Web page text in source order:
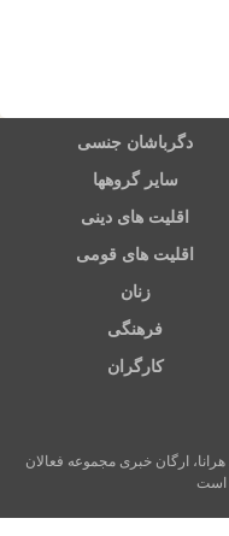
دگرباشان جنسی
سایر گروهها
اقلیت های دینی
اقلیت های قومی
زنان
فرهنگی
کارگران
هرانا، ارگان خبری مجموعه فعالان
است